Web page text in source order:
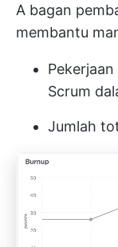
A bagan
membantu
Scrum
Jumlah